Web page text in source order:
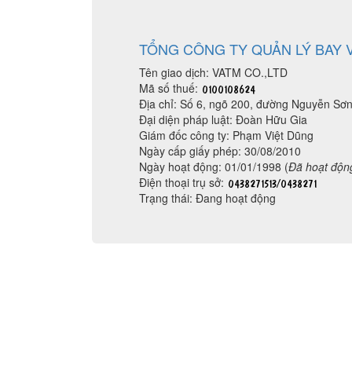
TỔNG CÔNG TY QUẢN LÝ BAY
Tên giao dịch: VATM CO.,LTD
Mã số thuế:
Địa chỉ: Số 6, ngõ 200, đường Nguyễn
Đại diện pháp luật: Đoàn Hữu Gia
Giám đốc công ty: Phạm Việt Dũng
Ngày cấp giấy phép: 30/08/2010
Ngày hoạt động: 01/01/1998 (Đã hoạt
Điện thoại trụ sở:
Trạng thái: Đang hoạt động